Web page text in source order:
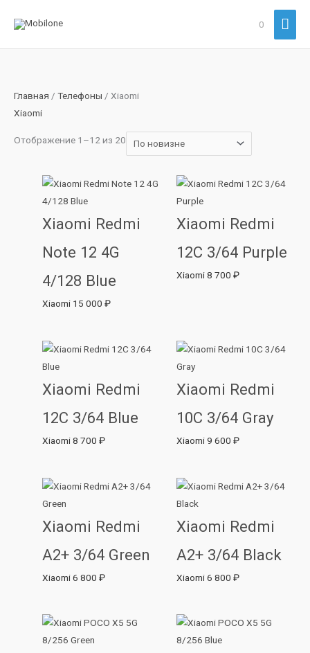
0
Главная / Телефоны / Xiaomi
Xiaomi
Отображение 1–12 из 20
Сортировка:
недавние
Xiaomi Redmi
Note 12 4G
4/128 Blue
Xiaomi 15 000₽
Xiaomi Redmi
12C 3/64 Purple
Xiaomi8 700 ₽
Xiaomi Redmi
12C 3/64 Blue
Xiaomi8 700₽
Xiaomi Redmi
10C 3/64 Gray
Xiaomi9 600 ₽
Xiaomi Redmi
A2+ 3/64 Green
Xiaomi6 800₽
Xiaomi Redmi
A2+ 3/64 Black
Xiaomi6 800 ₽